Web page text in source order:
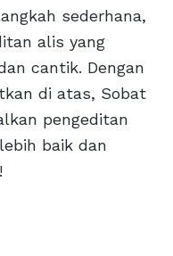
sederhana,
alis yang
cantik. Dengan
di atas, Sobat
pengeditan
baik dan